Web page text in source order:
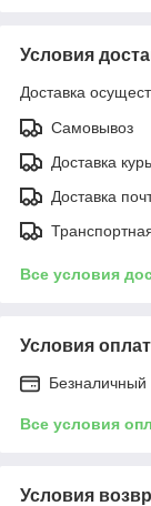
Условия
Доставка
Самовывоз
Доставка
Доставка
Все условия
Условия
Безналичный
Все условия
Условия